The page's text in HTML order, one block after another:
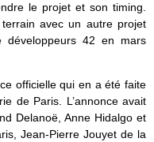
le projet et son timing.
avec un autre projet
développeurs 42 en mars
officielle qui en a été faite
de Paris. L’annonce avait
Delanoë, Anne Hidalgo et
Jean-Pierre Jouyet de la